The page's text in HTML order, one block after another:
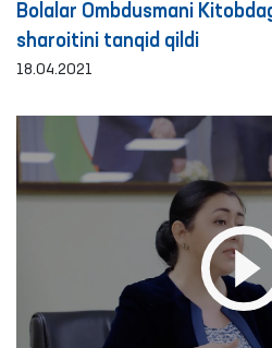
Bolalar Ombdusmani
sharoitini tanqid qildi
18.04.2021